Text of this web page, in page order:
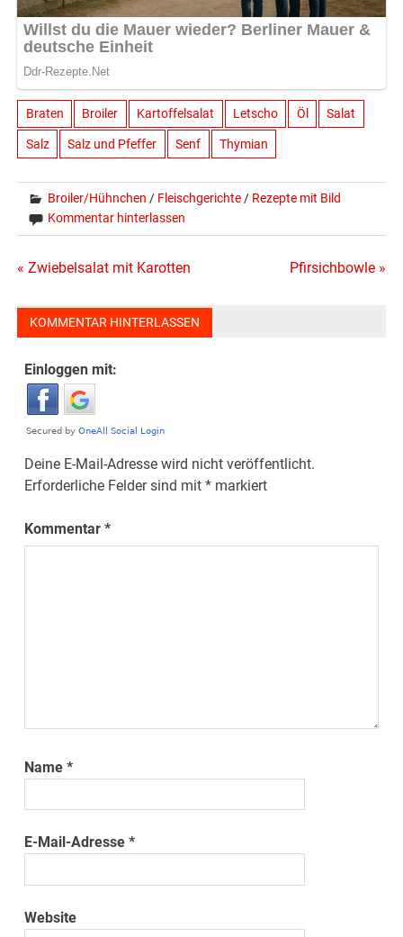
Braten Broiler Kartoffelsalat Letscho Öl Salat
Salz Salz und Pfeffer Senf Thymian
Broiler/Hühnchen / Fleischgerichte / Rezepte mit Bild
Kommentar hinterlassen
Beitragsnavigation
« Zwiebelsalat mit Karotten Pfirsichbowle »
KOMMENTAR HINTERLASSEN
Einloggen mit:
Deine E-Mail-Adresse wird nicht veröffentlicht.
Erforderliche Felder sind mit* markiert
Kommentar*
Name*
E-Mail-Adresse*
Website